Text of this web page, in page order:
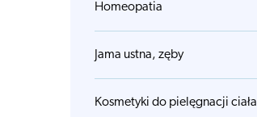
Homeopatia
Jama ustna, zęby
Kosmetyki do pielęgnacji ciała